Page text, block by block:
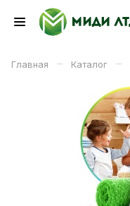
Главная – Каталог –